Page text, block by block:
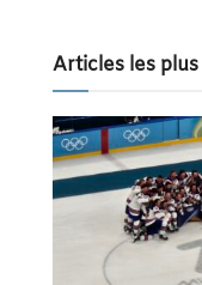
Articles les plus